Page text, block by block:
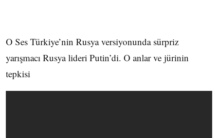
O Ses Türkiye’nin Rusya versiyonunda sürpriz
yarışmacı Rusya lideri Putin’di. O anlar ve jürinin
tepkisi